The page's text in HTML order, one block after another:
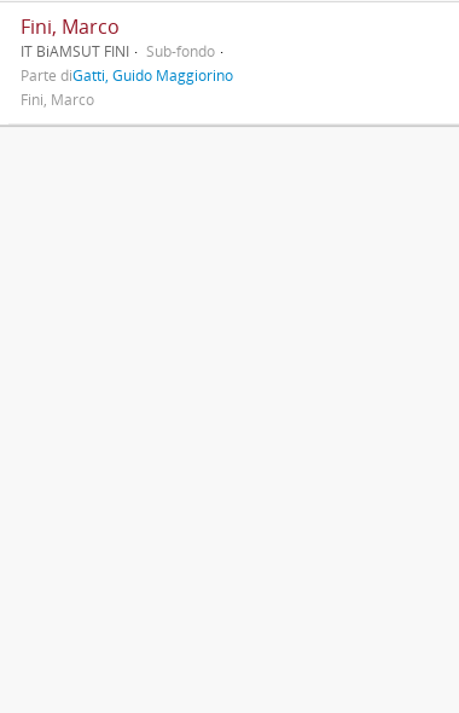
Fini, Marco
IT BiAMSUT FINI
Sub-fondo
Parte diGatti, Guido Maggiorino
Fini, Marco